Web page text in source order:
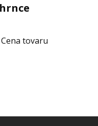
tovaru